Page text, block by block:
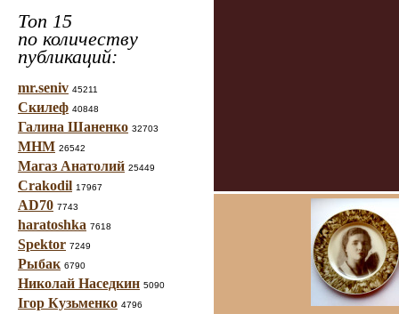
Топ 15
по количеству
публикаций:
mr.seniv 45211
Скилеф 40848
Галина Шаненко 32703
МНМ 26542
Магаз Анатолий 25449
Crakodil 17967
AD70 7743
haratoshka 7618
Spektor 7249
Рыбак 6790
Николай Наседкин 5090
Ігор Кузьменко 4796